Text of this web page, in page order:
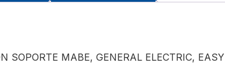
SOPORTE MABE, GENERAL ELECTRIC, EASY